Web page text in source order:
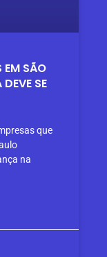
EM SÃO
SE
que
na